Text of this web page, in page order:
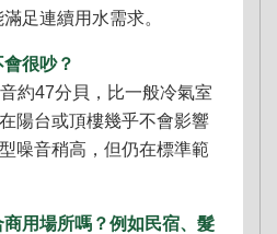
足連續用水需求。
很吵？
約47分貝，比一般冷氣室
陽台或頂樓幾乎不會影響
噪音稍高，但仍在標準範
用場所嗎？例如民宿、髮